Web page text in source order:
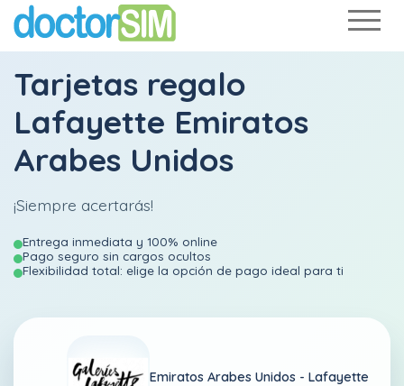
Tarjetas regalo
Lafayette Emiratos
Arabes Unidos
¡Siempre acertarás!
Entrega inmediata y 100% online
Pago seguro sin cargos ocultos
Flexibilidad total: elige la opción de pago ideal para ti
Emiratos Arabes Unidos - Lafayette